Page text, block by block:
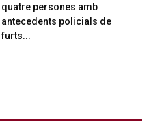
quatre persones amb
antecedents policials de
furts...